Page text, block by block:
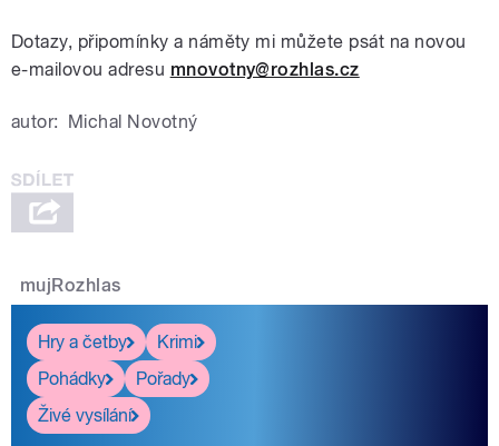
Dotazy, připomínky a náměty mi můžete psát na novou
e-mailovou adresu mnovotny@rozhlas.cz
autor: Michal Novotný
mujRozhlas
Hry a četby
Krimi
Pohádky
Pořady
Živé vysílání